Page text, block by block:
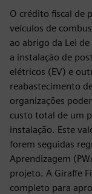
O crédito fiscal de
veículos de
ao abrigo da Lei
a instalação de
elétricos (EV) e
reabastecimento
organizações
custo total de um
instalação. Este
forem seguidas
Aprendizagem
projeto. A Giraffe
completo para